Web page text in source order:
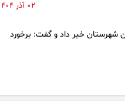
۰۲ آذر ۱۴۰۴
شهرستان خبر داد و گفت: برخورد